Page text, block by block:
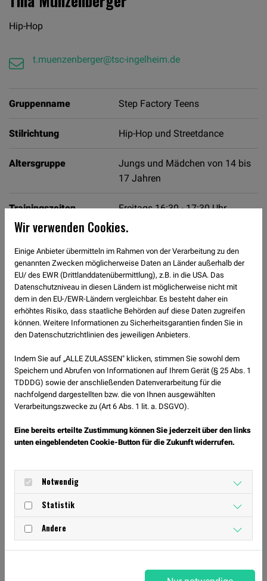
Hip-Hop
t.muenzenberger@tsc-ingelheim.de
Gruppenname Step Factory Teens
Stilrichtung Hip-Hop und Streetdance
Altersgruppe
Jungs und Mädchen von 14 bis
17 Jahren
Trainingszeiten Freitags 16:30 - 17:30 Uhr
Gesamtschule Kurt Schumacher,
55218 Ingelheim
Trainer:in Tina Münzenberger
Voraussetzungen /
Vorkenntnisse
Spaß an Bewegung, keine
Vorkenntnisse nötig
Gruppenbeschreibung
Wer Freude an Bewegung zu
Musik hat, ist bei uns richtig.
im Bereich Hip-Hop, RnB und
Popmusik ist für jeden etwas
Was Du zum Training
mitbringen solltest
geeignete Hallenschuhe und
Wir verwenden Cookies.
Einige Anbieter übermitteln im Rahmen von der Verarbeitung zu den
genannten Zwecken möglicherweise Daten an Länder außerhalb der
EU/ des EWR (Drittlanddatenübermittlung), z.B. in die USA. Das
Datenschutzniveau in diesen Ländern ist möglicherweise nicht mit
dem in den EU-/EWR-Ländern vergleichbar. Es besteht daher ein
erhöhtes Risiko, dass staatliche Behörden auf diese Daten zugreifen
können. Weitere Informationen zu Sicherheitsgarantien finden Sie in
den Datenschutzrichtlinien des jeweiligen Anbieters.
Indem Sie auf „ALLE ZULASSEN" klicken, stimmen Sie sowohl dem
Speichern und Abrufen von Informationen auf Ihrem Gerät (§ 25 Abs. 1
TDDDG) sowie der anschließenden Datenverarbeitung für die
nachfolgend dargestellten bzw. die von Ihnen ausgewählten
Verarbeitungszwecke zu (Art 6 Abs. 1 lit. a. DSGVO).
Eine bereits erteilte Zustimmung können Sie jederzeit über den links
unten eingeblendeten Cookie-Button für die Zukunft widerrufen.
Notwendig
Statistik
Andere